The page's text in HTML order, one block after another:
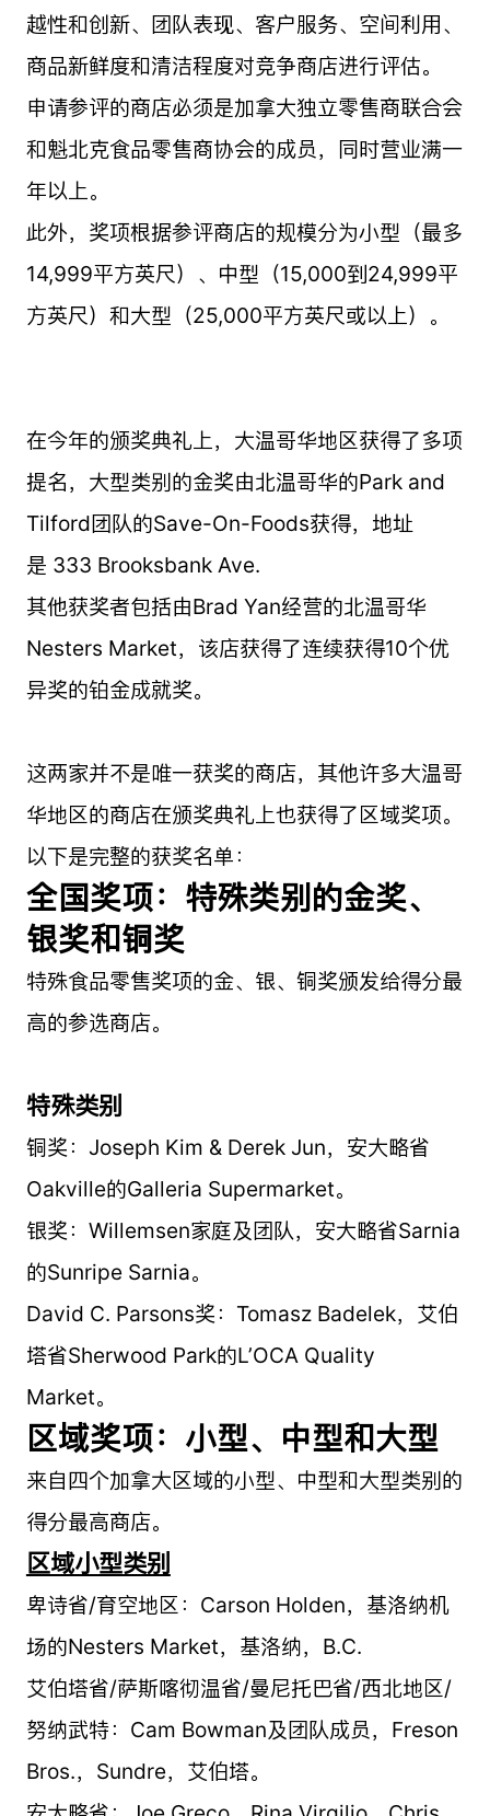
越性和创新、团队表现、客户服务、空间利用、
商品新鲜度和清洁程度对竞争商店进行评估。
申请参评的商店必须是加拿大独立零售商联合会
和魁北克食品零售商协会的成员，同时营业满一
年以上。
此外，奖项根据参评商店的规模分为小型（最多
14,999平方英尺）、中型（15,000到24,999平
方英尺）和大型（25,000平方英尺或以上）。
在今年的颁奖典礼上，大温哥华地区获得了多项
提名，大型类别的金奖由北温哥华的Park and
Tilford团队的Save-On-Foods获得，地址
是 333 Brooksbank Ave.
其他获奖者包括由Brad Yan经营的北温哥华
Nesters Market，该店获得了连续获得10个优
异奖的铂金成就奖。
这两家并不是唯一获奖的商店，其他许多大温哥
华地区的商店在颁奖典礼上也获得了区域奖项。
以下是完整的获奖名单：
全国奖项：特殊类别的金奖、
银奖和铜奖
特殊食品零售奖项的金、银、铜奖颁发给得分最
高的参选商店。
特殊类别
铜奖：Joseph Kim & Derek Jun，安大略省
Oakville的Galleria Supermarket。
银奖：Willemsen家庭及团队，安大略省Sarnia
的Sunripe Sarnia。
David C. Parsons奖：Tomasz Badelek，艾伯
塔省Sherwood Park的L’OCA Quality
Market。
区域奖项：小型、中型和大型
来自四个加拿大区域的小型、中型和大型类别的
得分最高商店。
区域小型类别
卑诗省/育空地区：Carson Holden，基洛纳机
场的Nesters Market，基洛纳，B.C.
艾伯塔省/萨斯喀彻温省/曼尼托巴省/西北地区/
努纳武特：Cam Bowman及团队成员，Freson
Bros.，Sundre，艾伯塔。